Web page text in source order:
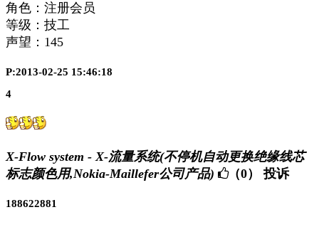
角色：注册会员
等级：技工
声望： 145
P:2013-02-25 15:46:18
4
X-Flow system - X-流量系统(不停机自动更换绝缘线芯
标志颜色用,Nokia-Maillefer公司产品)
（0） 投诉
188622881